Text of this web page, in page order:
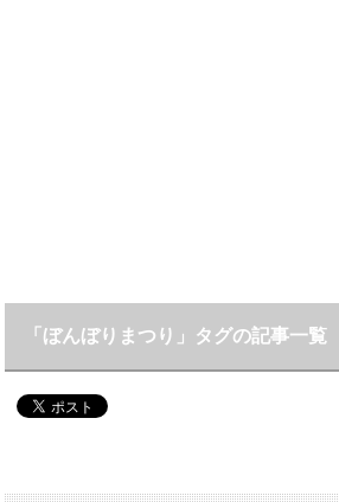
「ぼんぼりまつり」タグの記事一覧